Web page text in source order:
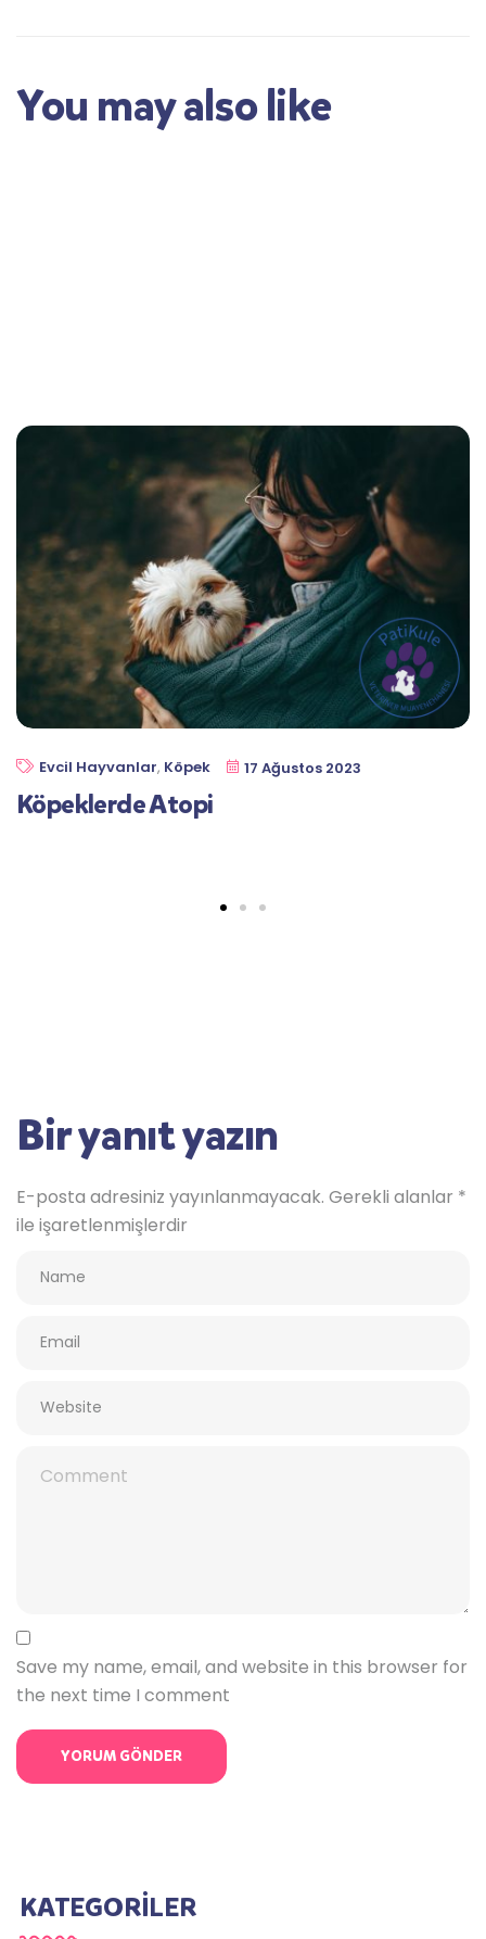
You may also like
Köpeklerde Atopi
Evcil Hayvanlar, Köpek 17 Ağustos 2023
Bir yanıt yazın
E-posta adresiniz yayınlanmayacak. Gerekli alanlar *
ile işaretlenmişlerdir
Save my name, email, and website in this browser for
the next time I comment
KATEGORİLER